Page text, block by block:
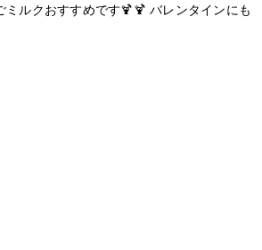
ミルクおすすめです🍹🍹 バレンタインにも